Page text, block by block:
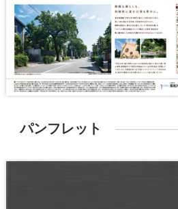
パンフレット